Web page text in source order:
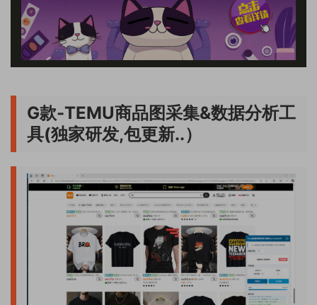
G款-TEMU商品图采集&数据分析工
具(独家研发,包更新..）